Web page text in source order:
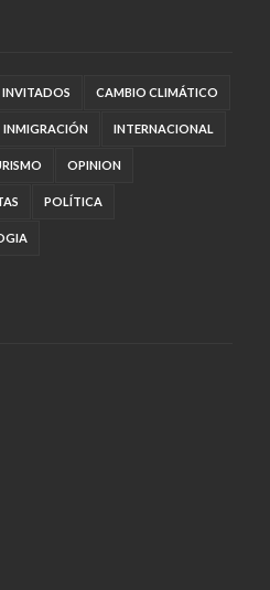
INVITADOS CAMBIO CLIMÁTICO
INMIGRACIÓN INTERNACIONAL
OPINION
POLÍTICA